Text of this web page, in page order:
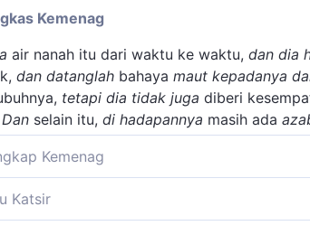
Kemenag
air nanah itu dari waktu ke waktu, dan dia
dan datanglah bahaya maut kepadanya
tetapi dia tidak juga diberi
Dan selain itu, di hadapannya masih ada
Kemenag
swt menggambarkan betapa berat
siksaan dengan api neraka yang amat
Katsir